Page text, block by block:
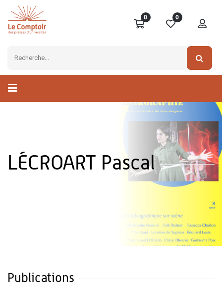
0 0
LÉCROART Pascal
Publications